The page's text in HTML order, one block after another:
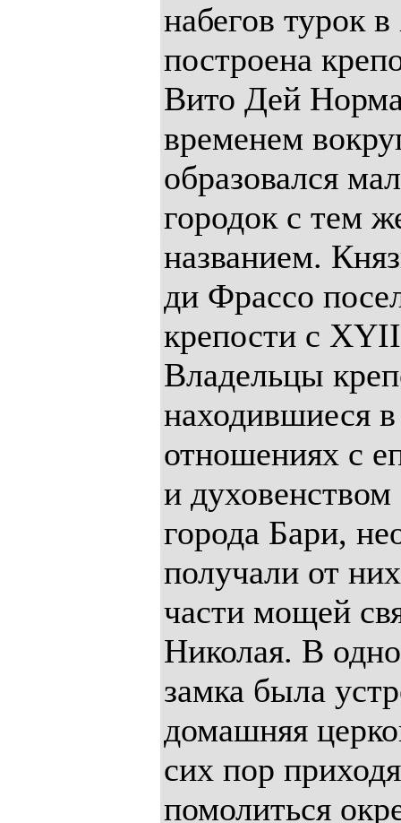
набегов турок
построена
Вито Дей
временем
образовался
городок с тем
названием.
ди Фрассо
крепости с
Владельцы
находившиеся
отношениях с
и духовенством
города Бари,
получали от
части мощей
Николая. В
замка была
домашняя
сих пор
помолиться